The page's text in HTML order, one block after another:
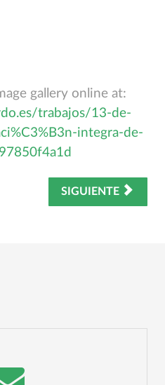
gallery online at:
trabajos/13-de-
integra-de-
SIGUIENTE